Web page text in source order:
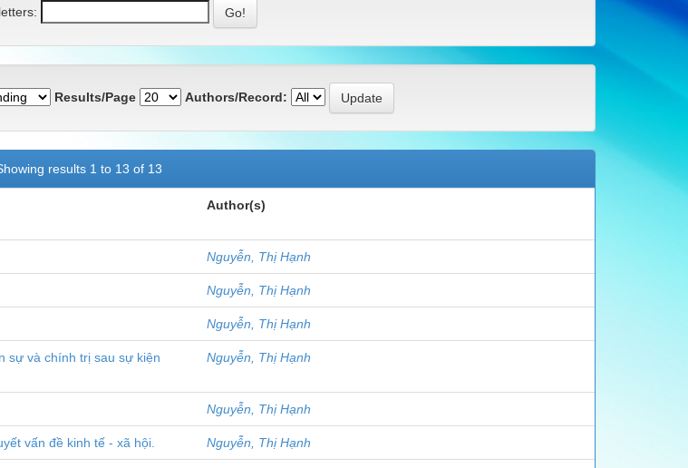
Results/Page Authors/Record:
results 1 to 13 of 13
Author(s)
Nguyễn, Thị Hạnh
Nguyễn, Thị Hạnh
Nguyễn, Thị Hạnh
sự và chính trị sau sự kiện
Nguyễn, Thị Hạnh
Nguyễn, Thị Hạnh
vấn đề kinh tế - xã hội. Nguyễn, Thị Hạnh